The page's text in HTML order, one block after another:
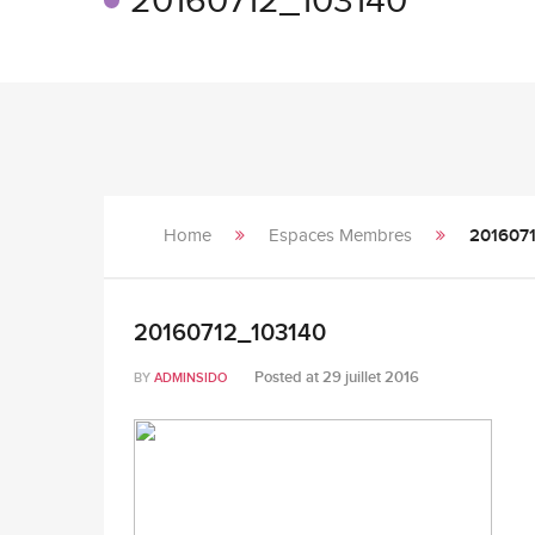
Home Espaces Membres
20160712_103140
BY ADMINSIDO Posted at29 juillet 2016